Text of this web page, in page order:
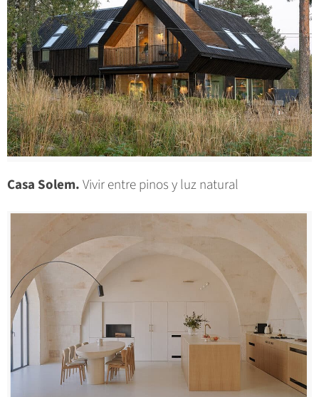
Casa Solem.Vivir entre pinos y luz natural